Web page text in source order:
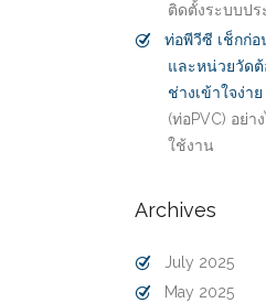
ติดตั้งระบบป
ท่อพีวีซี เช็กก่อ
และหน่วยวัดต้
ช่างเข้าใจง่าย
(ท่อPVC) อย่า
ใช้งาน
Archives
July 2025
May 2025